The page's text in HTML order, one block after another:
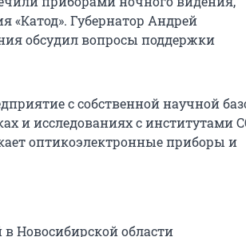
«Катод». Губернатор Андрей
обсудил вопросы поддержки
с собственной научной
и исследованиях с институтами
оптикоэлектронные приборы и
Новосибирской области